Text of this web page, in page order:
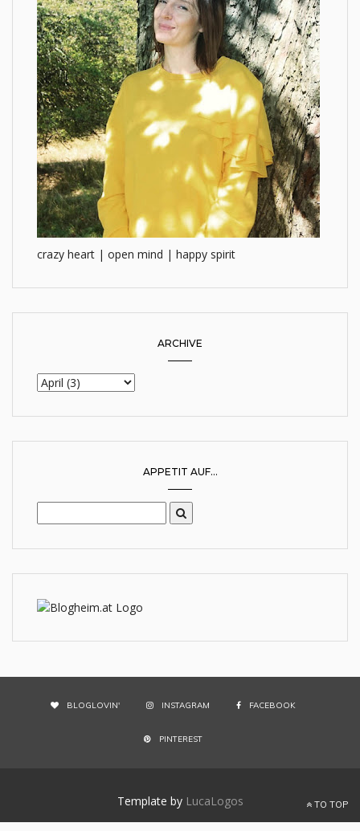
crazy heart | open mind | happy spirit
ARCHIVE
APPETIT AUF...
BLOGLOVIN' INSTAGRAM FACEBOOK
PINTEREST
Template by LucaLogos TO TOP